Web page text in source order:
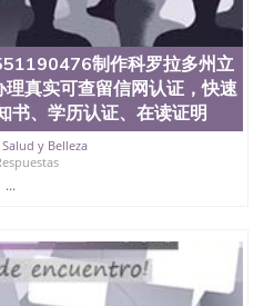
制作科罗拉多州立
真实可查留信网认证，快速
书、学历认证、在读证明
Salud y Belleza
...